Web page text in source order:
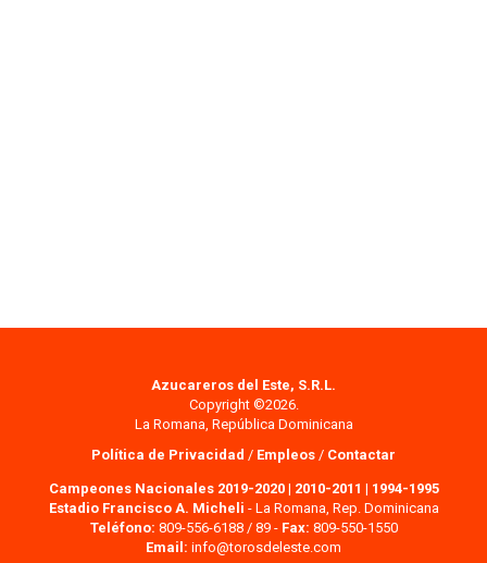
Azucareros del Este, S.R.L.
Copyright ©2026.
La Romana, República Dominicana
Política de Privacidad / Empleos / Contactar
Campeones Nacionales 2019-2020| 2010-2011 | 1994-1995
Estadio Francisco A. Micheli - La Romana, Rep. Dominicana
Teléfono: 809-556-6188 / 89 - Fax: 809-550-1550
Email: info@torosdeleste.com